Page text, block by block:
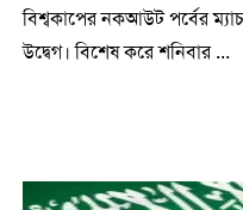
বিশ্বকাপের নকআউট পর্বের
উদ্বেগ। বিশেষ করে শনিবার ...